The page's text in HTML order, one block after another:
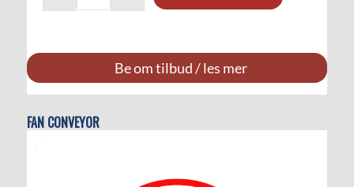
Be om tilbud / les mer
FAN CONVEYOR